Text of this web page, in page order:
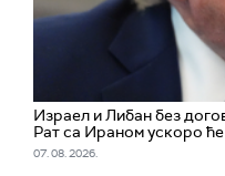
Израел и Либан без
Рат са Ираном ускоро
07. 08. 2026.